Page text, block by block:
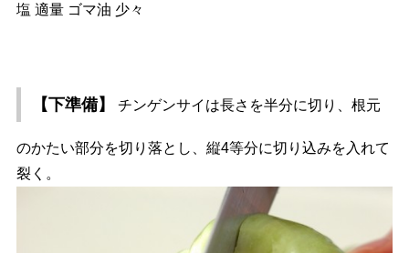
塩 適量 ゴマ油 少々
【下準備】 チンゲンサイは長さを半分に切り、根元
のかたい部分を切り落とし、縦4等分に切り込みを入れて
裂く。